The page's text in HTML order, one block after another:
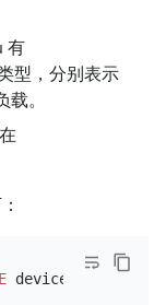
有
型，分别表示
。
device_type ='cpu'